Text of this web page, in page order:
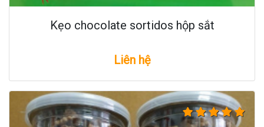
Kẹo chocolate sortidos hộp sắt
Liên hệ